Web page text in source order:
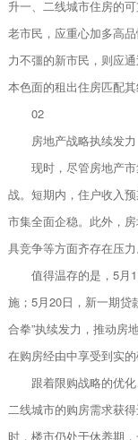
升一、二线城市住房的
老市民，应重心加多高
力不彊的新市民，则应
本色面的租出住房匹配其
02
房地产战略执续发力
现时，尽管房地产市
战。短期内，住户收入
市集全面企稳。此外，
具竞争等方面齐存在压力
值得温存的是，5月1
施；5月20日，新一期
合拳”执续发力，推动房
在购房经由中享受到实
跟着限购战略的优化
二线城市的购房需求获
时，楼市仍处于休养期